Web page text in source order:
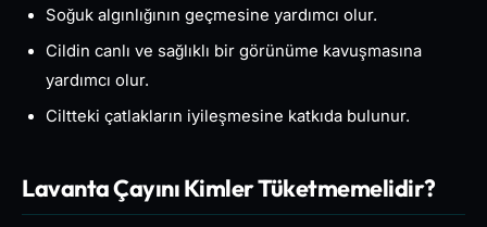
Soğuk algınlığının geçmesine yardımcı olur.
Cildin canlı ve sağlıklı bir görünüme kavuşmasına
yardımcı olur.
Ciltteki çatlakların iyileşmesine katkıda bulunur.
Lavanta Çayını Kimler Tüketmemelidir?